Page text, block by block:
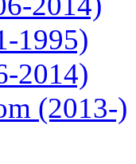
1995)
2014)
(2013-)